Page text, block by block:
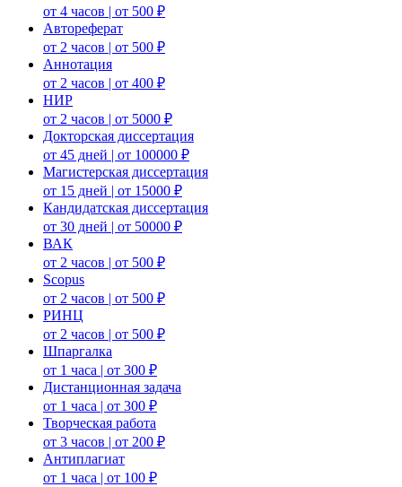
от 4 часов | от 500 ₽
Автореферат
от 2 часов | от 500 ₽
Аннотация
от 2 часов | от 400 ₽
НИР
от 2 часов | от 5000 ₽
Докторская диссертация
от 45 дней | от 100000 ₽
Магистерская диссертация
от 15 дней | от 15000 ₽
Кандидатская диссертация
от 30 дней | от 50000 ₽
ВАК
от 2 часов | от 500 ₽
Scopus
от 2 часов | от 500 ₽
РИНЦ
от 2 часов | от 500 ₽
Шпаргалка
от 1 часа | от 300 ₽
Дистанционная задача
от 1 часа | от 300 ₽
Творческая работа
от 3 часов | от 200 ₽
Антиплагиат
от 1 часа | от 100 ₽